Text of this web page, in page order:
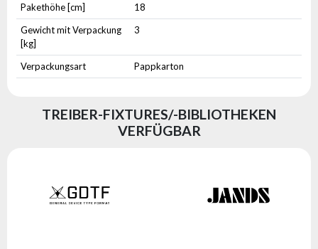
Pakethöhe [cm]
18
Gewicht mit Verpackung
[kg]
3
Verpackungsart Pappkarton
TREIBER-FIXTURES/-BIBLIOTHEKEN
VERFÜGBAR